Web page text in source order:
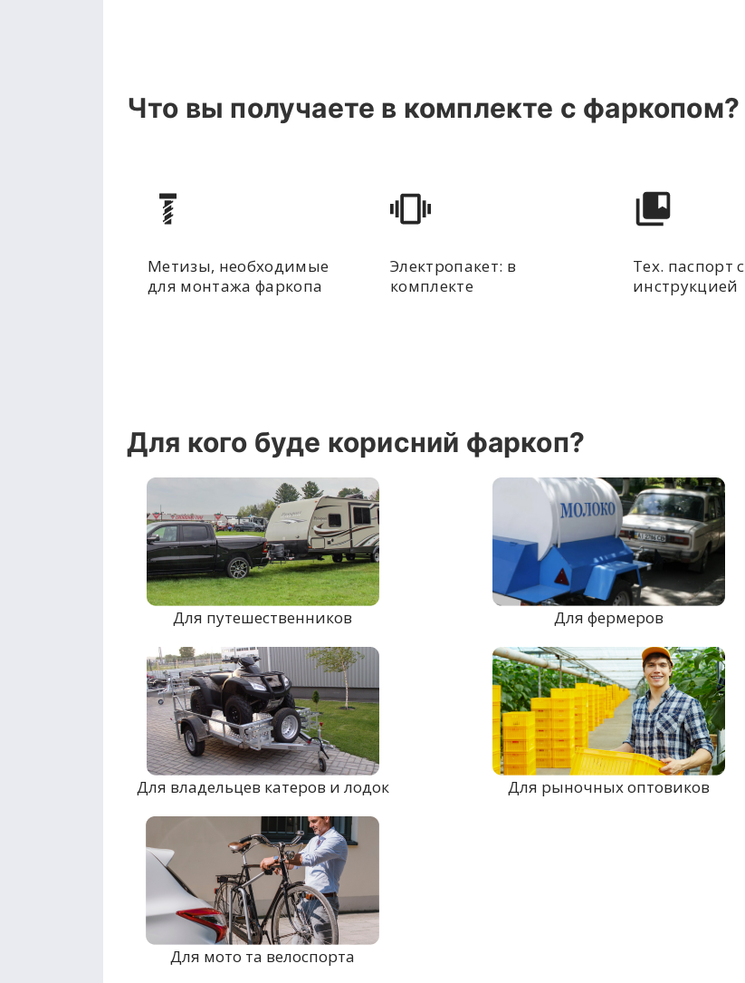
Что вы получаете в комплекте с фаркопом?
Метизы, необходимые
для монтажа фаркопа
Электропакет: в
комплекте
Тех. паспорт с
инструкцией
Для кого буде корисний фаркоп?
Для путешественников Для фермеров
Для владельцев катеров и лодок Для рыночных оптовиков
Для мото та велоспорта